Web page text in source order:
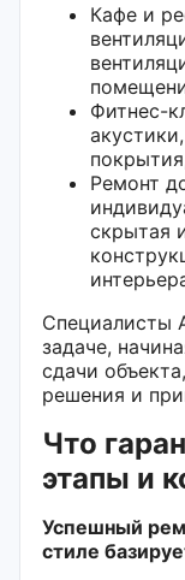
Кафе и
Фитнес-
Ремонт
скрытая
Специалисты
задаче,
сдачи
решения и
Что
этапы и
Успешный
стиле